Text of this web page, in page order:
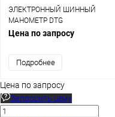
ЭЛЕКТРОННЫЙ ШИННЫЙ
МАНОМЕТР DTG
Цена по запросу
Подробнее
Цена по запросу
Запросить цену